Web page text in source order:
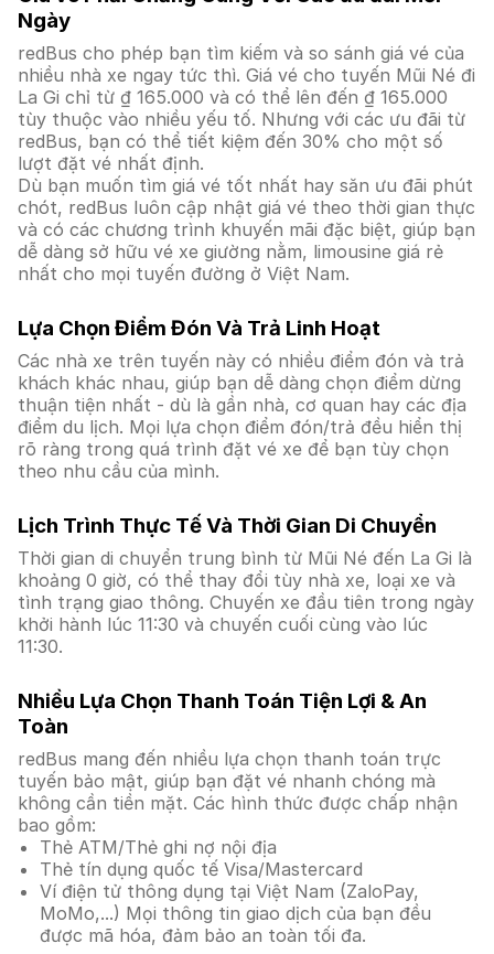
Ngày
redBus cho phép bạn tìm kiếm và so sánh giá vé của
nhiều nhà xe ngay tức thì. Giá vé cho tuyến Mũi Né đi
La Gi chỉ từ ₫ 165.000 và có thể lên đến ₫ 165.000
tùy thuộc vào nhiều yếu tố. Nhưng với các ưu đãi từ
redBus, bạn có thể tiết kiệm đến 30% cho một số
lượt đặt vé nhất định.
Dù bạn muốn tìm giá vé tốt nhất hay săn ưu đãi phút
chót, redBus luôn cập nhật giá vé theo thời gian thực
và có các chương trình khuyến mãi đặc biệt, giúp bạn
dễ dàng sở hữu vé xe giường nằm, limousine giá rẻ
nhất cho mọi tuyến đường ở Việt Nam.
Lựa Chọn Điểm Đón Và Trả Linh Hoạt
Các nhà xe trên tuyến này có nhiều điểm đón và trả
khách khác nhau, giúp bạn dễ dàng chọn điểm dừng
thuận tiện nhất - dù là gần nhà, cơ quan hay các địa
điểm du lịch. Mọi lựa chọn điểm đón/trả đều hiển thị
rõ ràng trong quá trình đặt vé xe để bạn tùy chọn
theo nhu cầu của mình.
Lịch Trình Thực Tế Và Thời Gian Di Chuyển
Thời gian di chuyển trung bình từ Mũi Né đến La Gi là
khoảng 0 giờ, có thể thay đổi tùy nhà xe, loại xe và
tình trạng giao thông. Chuyến xe đầu tiên trong ngày
khởi hành lúc 11:30 và chuyến cuối cùng vào lúc
11:30.
Nhiều Lựa Chọn Thanh Toán Tiện Lợi & An
Toàn
redBus mang đến nhiều lựa chọn thanh toán trực
tuyến bảo mật, giúp bạn đặt vé nhanh chóng mà
không cần tiền mặt. Các hình thức được chấp nhận
bao gồm:
Thẻ ATM/Thẻ ghi nợ nội địa
Thẻ tín dụng quốc tế Visa/Mastercard
Ví điện tử thông dụng tại Việt Nam (ZaloPay,
MoMo,...) Mọi thông tin giao dịch của bạn đều
được mã hóa, đảm bảo an toàn tối đa.